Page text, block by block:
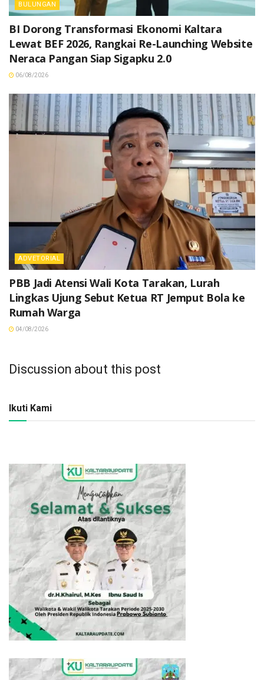
BULUNGAN
BI Dorong Transformasi Ekonomi Kaltara
Lewat BEF 2026, Rangkai Re-Launching Website
Neraca Pangan Siap Sigapku 2.0
06/08/2026
ADVETORIAL
PBB Jadi Atensi Wali Kota Tarakan, Lurah
Lingkas Ujung Sebut Ketua RT Jemput Bola ke
Rumah Warga
04/08/2026
Discussion about this post
Ikuti Kami